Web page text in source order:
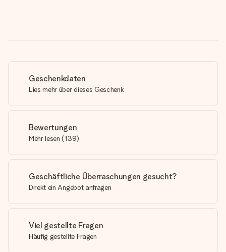
Geschenkdaten
Lies mehr über dieses Geschenk
Bewertungen
Mehr lesen (139)
Geschäftliche Überraschungen gesucht?
Direkt ein Angebot anfragen
Viel gestellte Fragen
Häufig gestellte Fragen